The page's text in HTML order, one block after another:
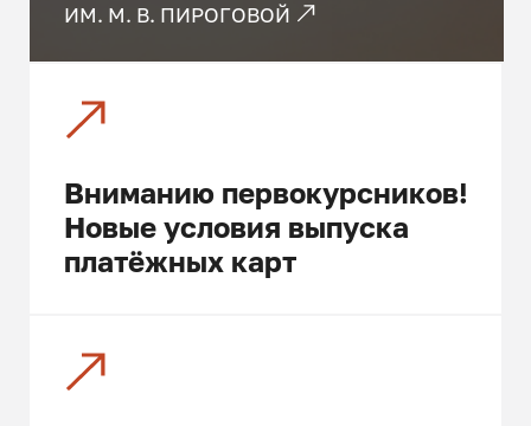
ИМ. М. В. ПИРОГОВОЙ
Вниманию первокурсников!
Новые условия выпуска
платёжных карт